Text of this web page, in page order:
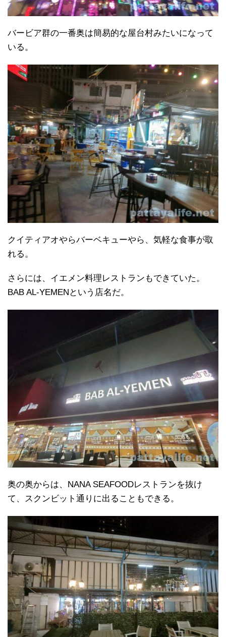
バービア群の一番奥は簡易的な屋台村みたいになって
いる。
クイティアオやらバーベキューやら、気軽な食事が取
れる。
さらには、イエメン料理レストランもできていた。
BAB AL-YEMENという店名だ。
奥の奥からは、NANA SEAFOODレストランを抜け
て、スクンビット通りに出ることもできる。